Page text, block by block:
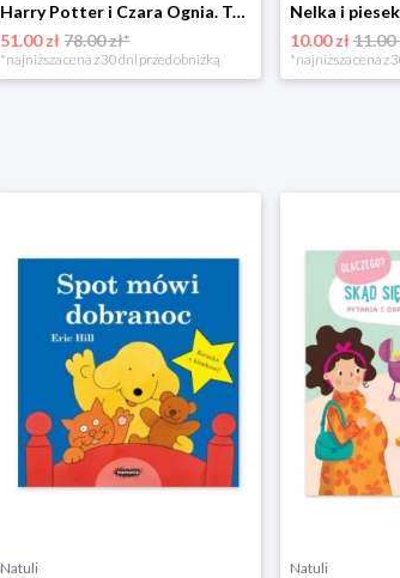
Harry Potter i Czara Ognia. Tom 4 Media rodzina
51.00 zł78.00 zł*
*najniższa cena z 30 dni przed obniżką
10.00 zł11.00
*najniższa cena z
Natuli Natuli